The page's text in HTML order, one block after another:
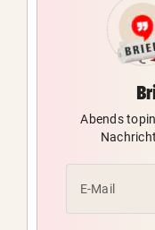
Abends
E-Mail